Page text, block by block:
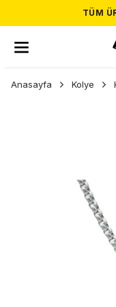
TÜM
Anasayfa Kolye